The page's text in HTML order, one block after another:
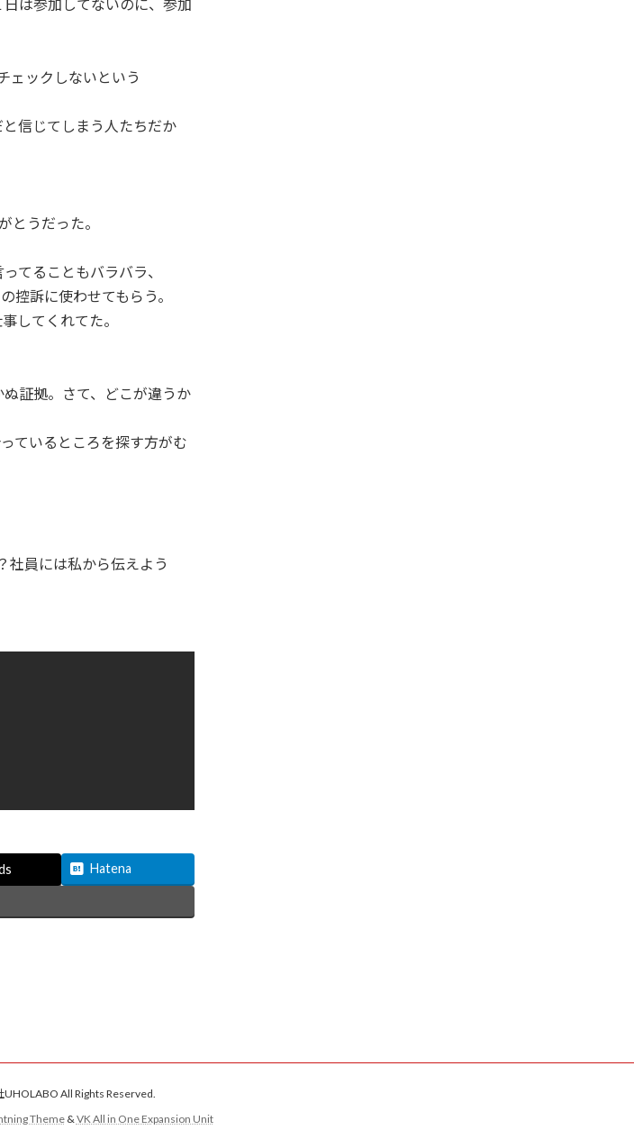
は参加してないのに、参加
ェックしないという
信じてしまう人たちだか
うだった。
てることもバラバラ、
控訴に使わせてもらう。
してくれてた。
証拠。さて、どこが違うか
ているところを探す方がむ
員には私から伝えよう
Hatena
All Rights Reserved.
Theme&VK All in One Expansion Unit